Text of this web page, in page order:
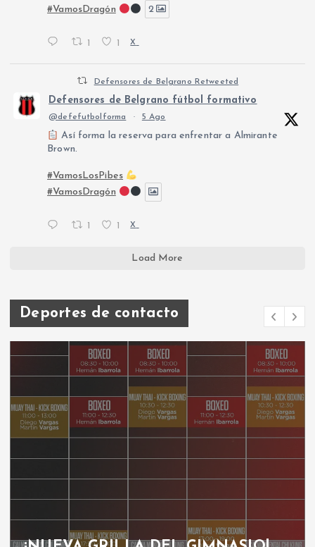
#VamosDragón
2
1 1 X
Defensores de Belgrano Retweeted
Defensores de Belgrano fútbol formativo
@defefutbolforma · 5 Ago
Así forma la reserva para enfrentar a Almirante
Brown.
#VamosLosPibes
#VamosDragón
1 1 X
Load More
Deportes de contacto